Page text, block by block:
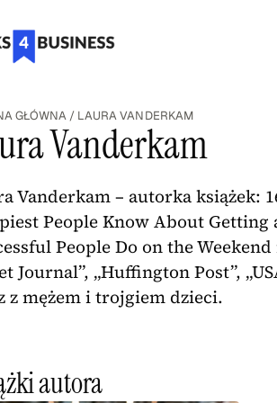
GŁÓWNA / LAURA VANDERKAM
Vanderkam
Vanderkam – autorka książek:
People Know About Getting
People Do on the
Journal”, „Huffington Post”,
z mężem i trojgiem dzieci.
autora